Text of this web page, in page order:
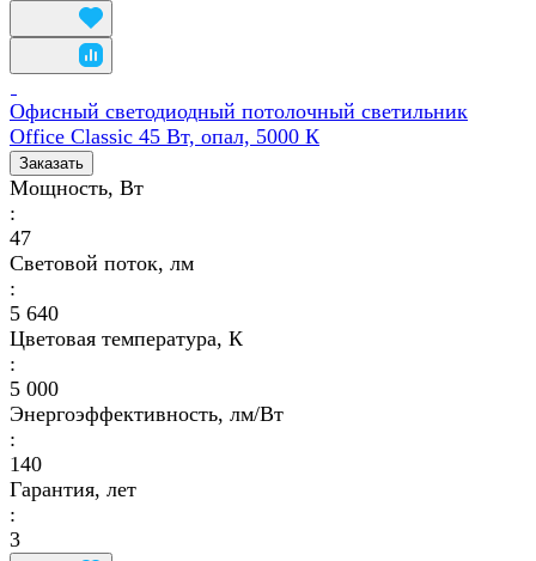
Офисный светодиодный потолочный светильник
Office Classic 45 Вт, опал, 5000 К
Заказать
Мощность, Вт
:
47
Световой поток, лм
:
5 640
Цветовая температура, К
:
5 000
Энергоэффективность, лм/Вт
:
140
Гарантия, лет
:
3